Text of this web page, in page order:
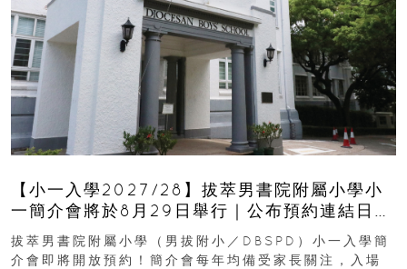
【小一入學2027/28】拔萃男書院附屬小學小
一簡介會將於8月29日舉行｜公布預約連結日期
｜更設有網上重溫
拔萃男書院附屬小學（男拔附小／DBSPD）小一入學簡
介會即將開放預約！簡介會每年均備受家長關注，入場